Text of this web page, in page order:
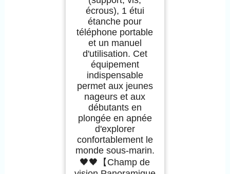
écrous), 1 étui
étanche pour
téléphone portable
et un manuel
d'utilisation. Cet
équipement
indispensable
permet aux jeunes
nageurs et aux
débutants en
plongée en apnée
d'explorer
confortablement le
monde sous-marin.
🖤🖤【Champ de